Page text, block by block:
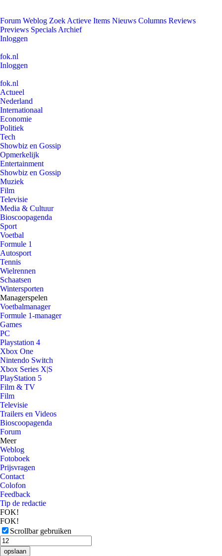
Forum Weblog Zoek Actieve Items Nieuws Columns Reviews
Previews Specials Archief
Inloggen
fok.nl
Inloggen
fok.nl
Actueel
Nederland
Internationaal
Economie
Politiek
Tech
Showbiz en Gossip
Opmerkelijk
Entertainment
Showbiz en Gossip
Muziek
Film
Televisie
Media & Cultuur
Bioscoopagenda
Sport
Voetbal
Formule 1
Autosport
Tennis
Wielrennen
Schaatsen
Wintersporten
Managerspelen
Voetbalmanager
Formule 1-manager
Games
PC
Playstation 4
Xbox One
Nintendo Switch
Xbox Series X|S
PlayStation 5
Film & TV
Film
Televisie
Trailers en Videos
Bioscoopagenda
Forum
Meer
Weblog
Fotoboek
Prijsvragen
Contact
Colofon
Feedback
Tip de redactie
FOK!
FOK!
Scrollbar gebruiken
opslaan